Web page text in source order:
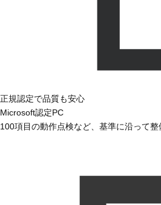
正規認定で品質も安心
Microsoft認定PC
100項目の動作点検など、基準に沿って